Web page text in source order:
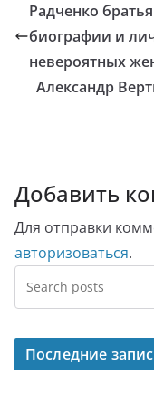
Радченко
биографии и
невероятных
Александр
Добавить
Для отправки
авторизоваться.
Последние